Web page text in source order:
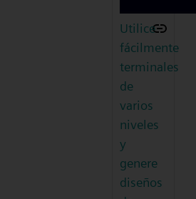
Utilice
fácilmente
terminales
de
varios
niveles
y
genere
diseños